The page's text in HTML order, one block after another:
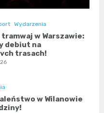
Wydarzenia
tramwaj w Warszawie:
debiut na
trasach!
w Wilanowie